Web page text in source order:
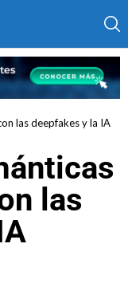
las deepfakes y la IA
las